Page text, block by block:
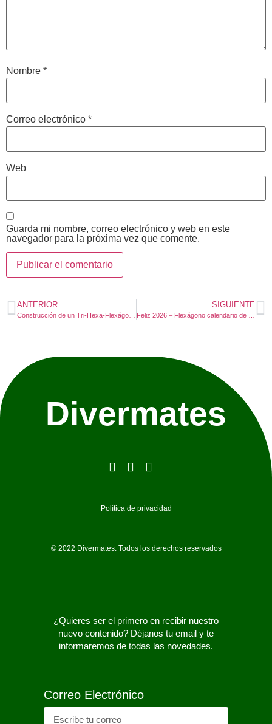
Nombre *
Correo electrónico *
Web
Guarda mi nombre, correo electrónico y web en este
navegador para la próxima vez que comente.
ANTERIOR SIGUIENTE
Divermates
Política de privacidad
© 2022 Divermates. Todos los derechos reservados
¿Quieres ser el primero en recibir nuestro
nuevo contenido? Déjanos tu email y te
informaremos de todas las novedades.
Correo Electrónico